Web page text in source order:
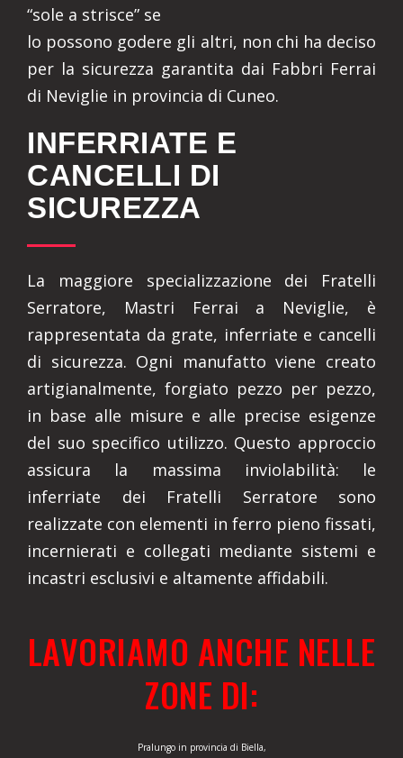
“sole a strisce” se
lo possono godere gli altri, non chi ha deciso
per la sicurezza garantita dai Fabbri Ferrai
di Neviglie in provincia di Cuneo.
INFERRIATE E
CANCELLI DI
SICUREZZA
La maggiore specializzazione dei Fratelli
Serratore, Mastri Ferrai a Neviglie, è
rappresentata da grate, inferriate e cancelli
di sicurezza. Ogni manufatto viene creato
artigianalmente, forgiato pezzo per pezzo,
in base alle misure e alle precise esigenze
del suo specifico utilizzo. Questo approccio
assicura la massima inviolabilità: le
inferriate dei Fratelli Serratore sono
realizzate con elementi in ferro pieno fissati,
incernierati e collegati mediante sistemi e
incastri esclusivi e altamente affidabili.
LAVORIAMO ANCHE NELLE
ZONE DI:
Pralungo in provincia di Biella,